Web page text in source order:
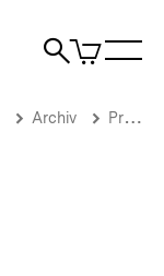
Suche
Artikel
im
Archiv Pressemitteilungen 2014